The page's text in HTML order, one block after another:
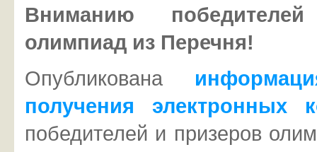
Вниманию
олимпиад из Перечня!
Опубликована
получения электронных
победителей и призеров